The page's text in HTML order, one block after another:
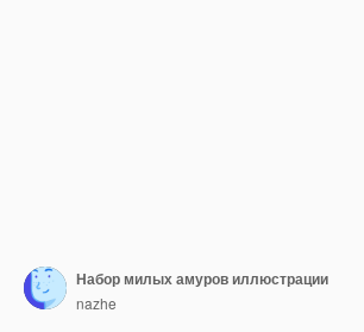
Набор милых амуров иллюстрации
nazhe